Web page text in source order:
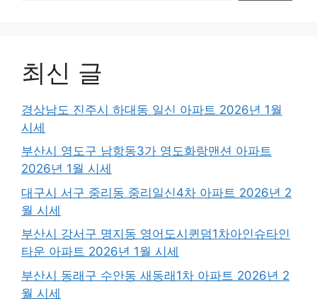
최신 글
경상남도 진주시 하대동 일신 아파트 2026년 1월
시세
부산시 영도구 남항동3가 영도화랑맨션 아파트
2026년 1월 시세
대구시 서구 중리동 중리일신4차 아파트 2026년 2
월 시세
부산시 강서구 명지동 영어도시퀸덤1차아인슈타인
타운 아파트 2026년 1월 시세
부산시 동래구 수안동 새동래1차 아파트 2026년 2
월 시세